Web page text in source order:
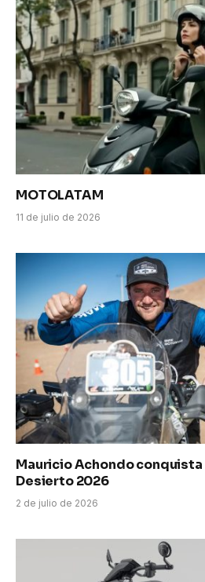
MOTOLATAM
11 de julio de 2026
Mauricio Achondo
Desierto 2026
2 de julio de 2026